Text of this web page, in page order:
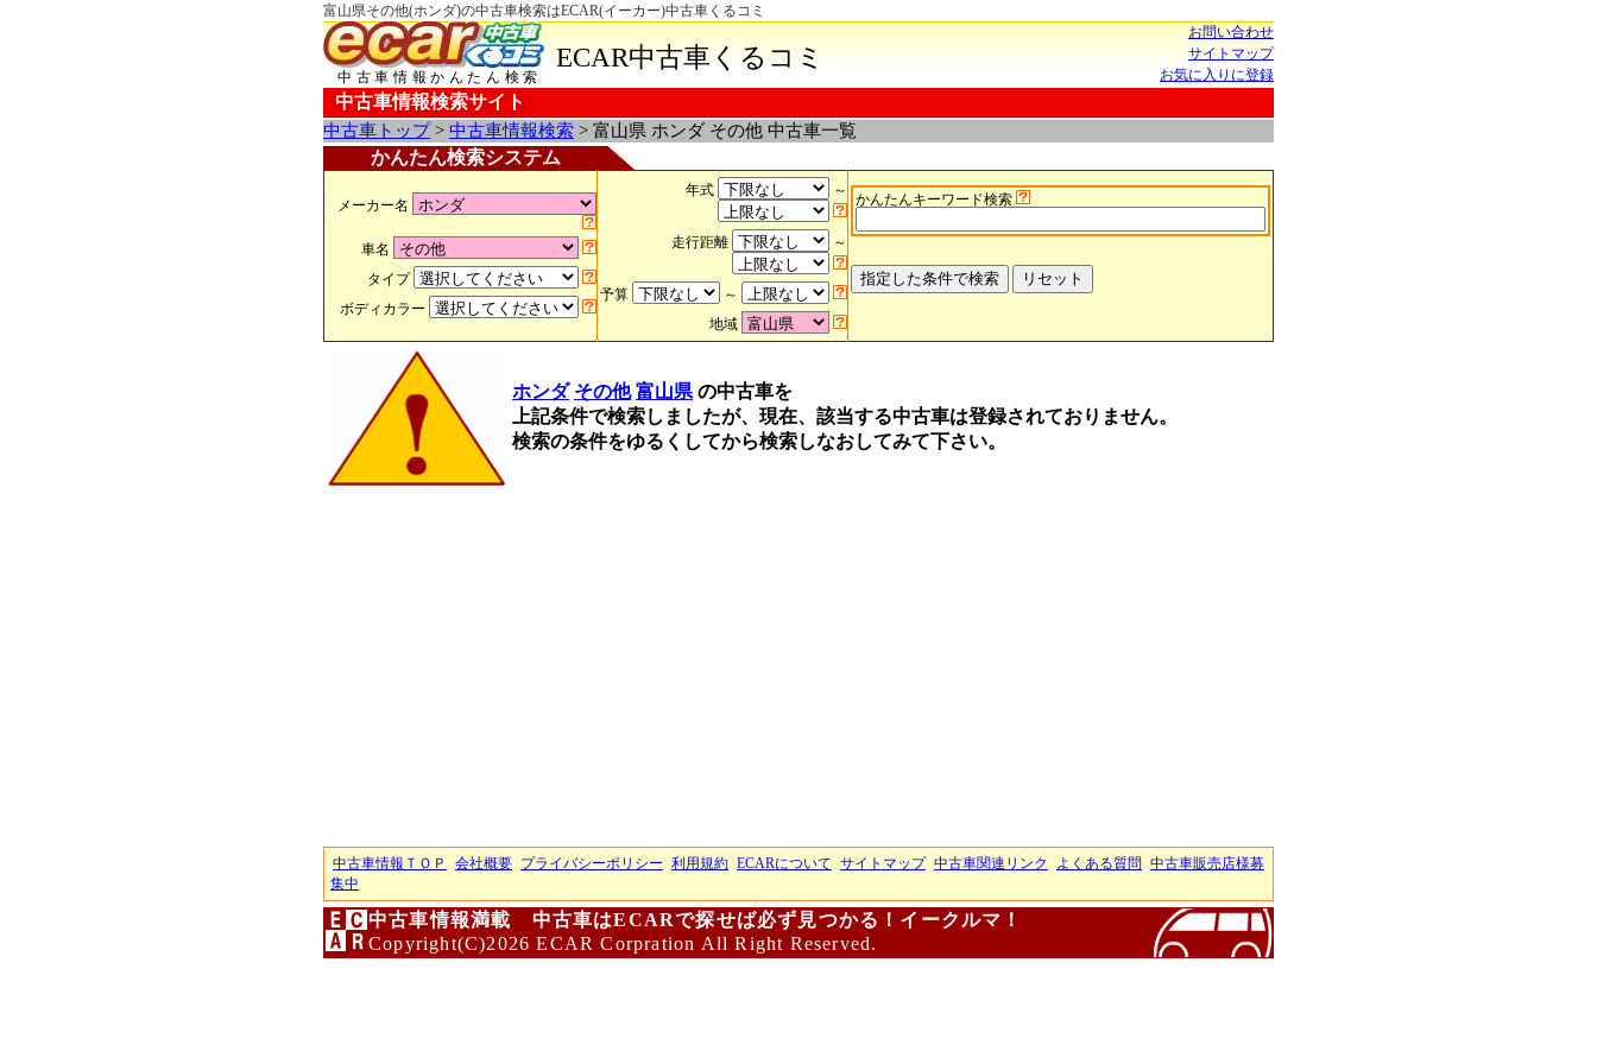
富山県その他(ホンダ)の中古車検索はECAR(イーカー)中古車くるコミ
中古車情報かんたん検索
ECAR中古車くるコミ
お問い合わせ
サイトマップ
お気に入りに登録
中古車情報検索サイト
中古車トップ> 中古車情報検索 > 富山県 ホンダ その他 中古車一覧
かんたん検索システム
メーカー名
車名
タイプ
ボディカラー
年式 ～
走行距離 ～
予算
～
地域
かんたんキーワード検索
ホンダ その他 富山県 の中古車を
上記条件で検索しましたが、現在、該当する中古車は登録されておりません。
検索の条件をゆるくしてから検索しなおしてみて下さい。
中古車情報ＴＯＰ 会社概要 プライバシーポリシー 利用規約 ECARについて サイトマップ 中古車関連リンク よくある質問 中古車販売店様募
集中
中古車情報満載 中古車はECARで探せば必ず見つかる！イークルマ！
Copyright(C)2026 ECAR Corpration All Right Reserved.